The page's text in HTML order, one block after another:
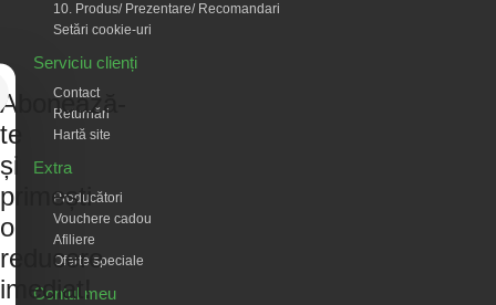
10. Produs/ Prezentare/ Recomandari
Setări cookie-uri
Serviciu clienți
Contact
Returnări
Hartă site
Extra
Producători
Vouchere cadou
Afiliere
Oferte speciale
Contul meu
Abonează-
te
și
primești
o
reducere
imediat!